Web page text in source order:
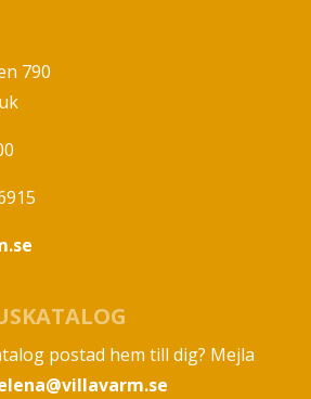
790
postad hem till dig? Mejla